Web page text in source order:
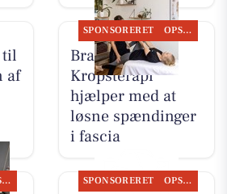
til
af
SPONSORERET OPSLAGSTAVLEN
Brandsborgs
Kropsterapi
hjælper med at
løsne spændinger
i fascia
OPSLAGSTAVLEN SPONSORERET OPSLAGSTAVLEN